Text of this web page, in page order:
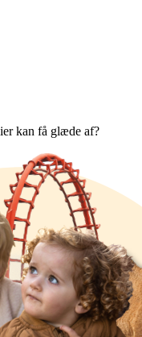
kan få glæde af?